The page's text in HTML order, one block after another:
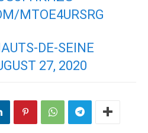
MTOE4URSRG
DE-SEINE
27, 2020